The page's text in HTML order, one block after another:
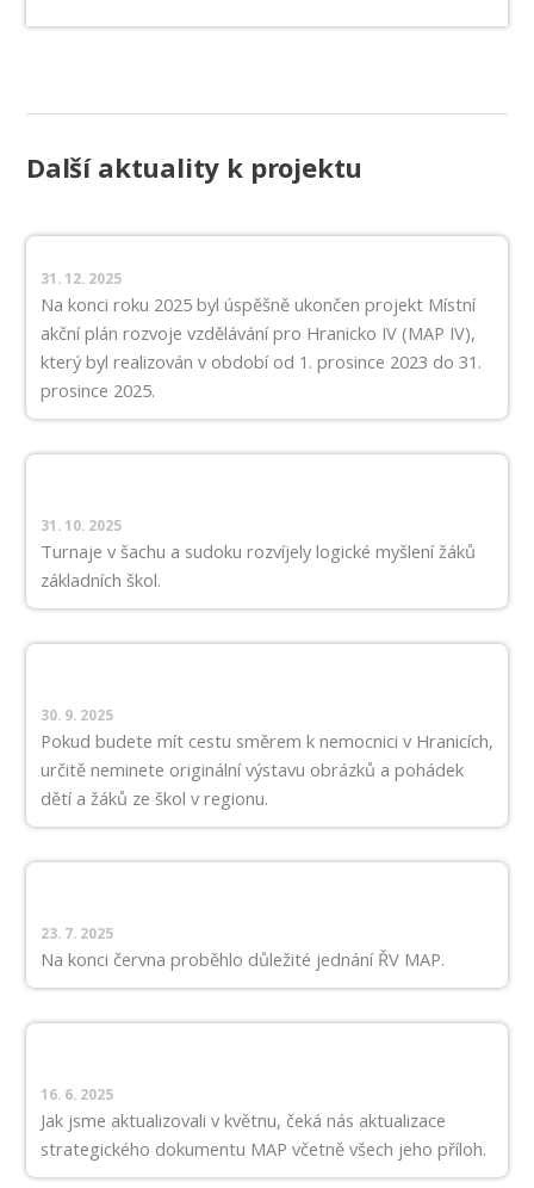
Další aktuality k projektu
31. 12. 2025
Na konci roku 2025 byl úspěšně ukončen projekt Místní
akční plán rozvoje vzdělávání pro Hranicko IV (MAP IV),
který byl realizován v období od 1. prosince 2023 do 31.
prosince 2025.
31. 10. 2025
Turnaje v šachu a sudoku rozvíjely logické myšlení žáků
základních škol.
30. 9. 2025
Pokud budete mít cestu směrem k nemocnici v Hranicích,
určitě neminete originální výstavu obrázků a pohádek
dětí a žáků ze škol v regionu.
23. 7. 2025
Na konci června proběhlo důležité jednání ŘV MAP.
16. 6. 2025
Jak jsme aktualizovali v květnu, čeká nás aktualizace
strategického dokumentu MAP včetně všech jeho příloh.